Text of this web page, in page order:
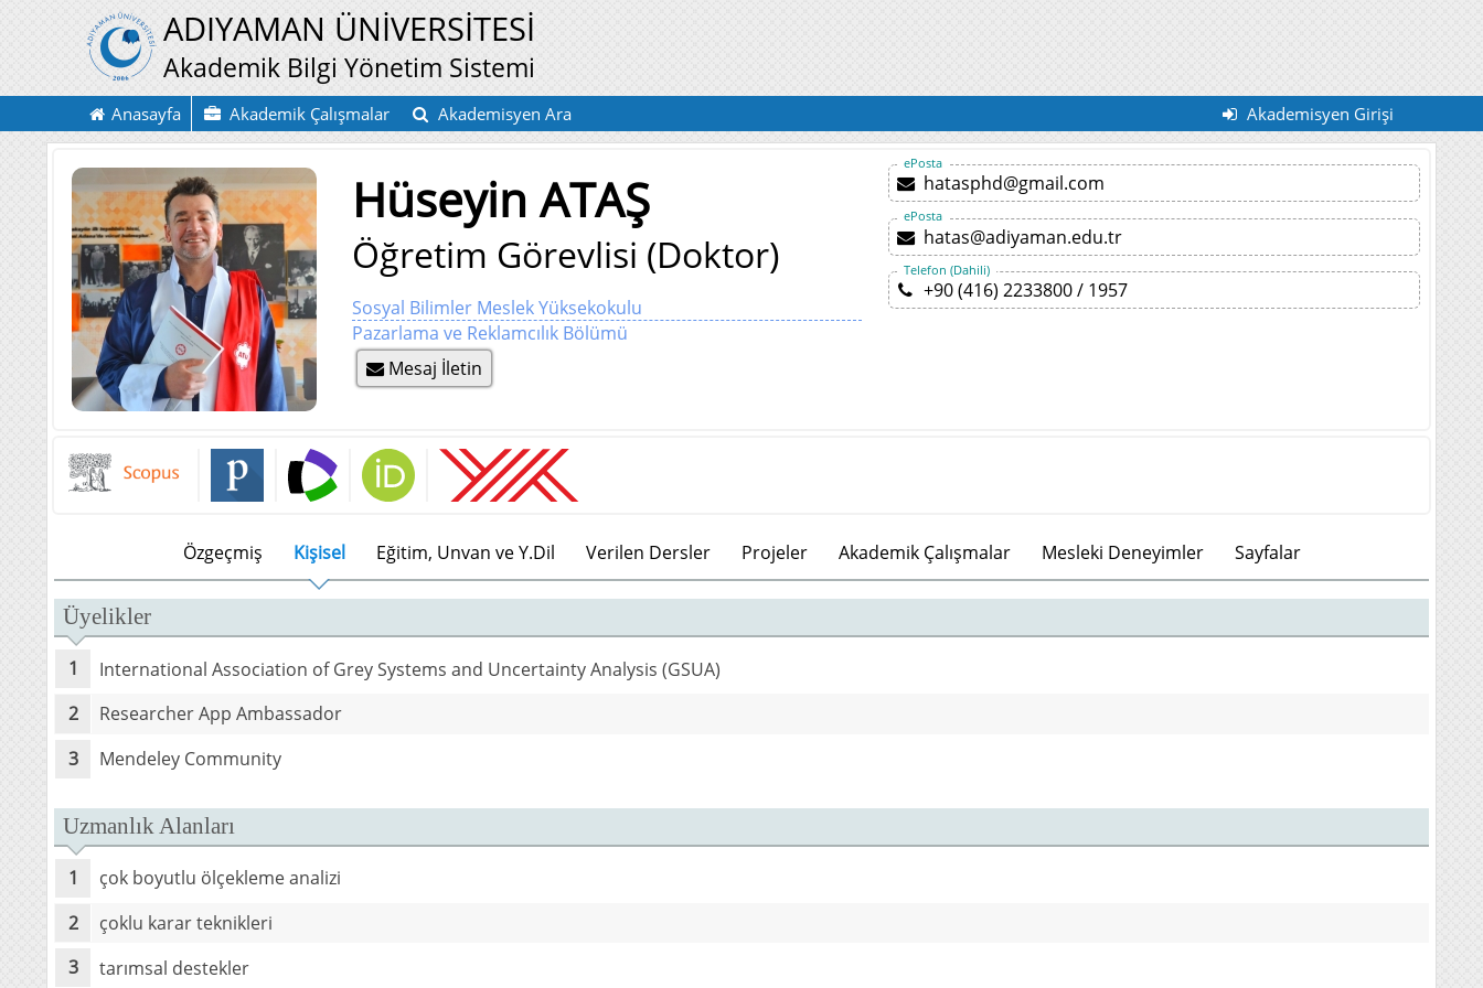
ADIYAMAN ÜNİVERSİTESİ
Akademik Bilgi Yönetim Sistemi
Anasayfa Akademik Çalışmalar Akademisyen Ara Akademisyen Girişi
Hüseyin ATAŞ
Öğretim Görevlisi (Doktor)
Sosyal Bilimler Meslek Yüksekokulu
Pazarlama ve Reklamcılık Bölümü
Mesaj İletin
ePosta
hatasphd@gmail.com
ePosta
hatas@adiyaman.edu.tr
Telefon (Dahili)
+90 (416) 2233800 / 1957
Özgeçmiş Kişisel Eğitim, Unvan ve Y.Dil Verilen Dersler Projeler Akademik Çalışmalar Mesleki Deneyimler Sayfalar
Üyelikler
International Association of Grey Systems and Uncertainty Analysis (GSUA)
Researcher App Ambassador
Mendeley Community
Uzmanlık Alanları
çok boyutlu ölçekleme analizi
çoklu karar teknikleri
tarımsal destekler